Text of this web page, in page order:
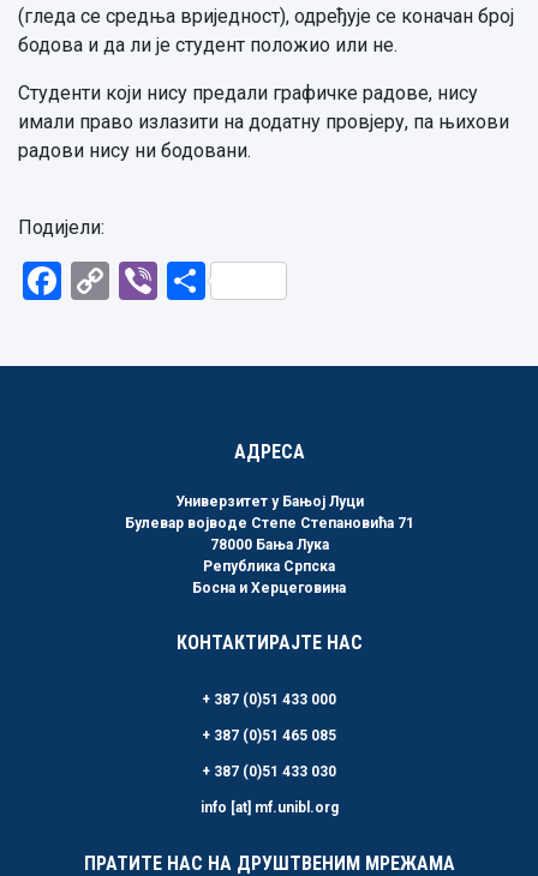
(гледа се средња вриједност), одређује се коначан број
бодова и да ли је студент положио или не.
Студенти који нису предали графичке радове, нису
имали право излазити на додатну провјеру, па њихови
радови нису ни бодовани.
Подијели:
Facebook
CopyViberShare
АДРЕСА
Универзитет у Бањој Луци
Булевар војводе Степе Степановића 71
78000 Бања Лука
Република Српска
Босна и Херцеговина
КОНТАКТИРАЈТЕ НАС
+ 387 (0)51 433 000
+ 387 (0)51 465 085
+ 387 (0)51 433 030
info [at] mf.unibl.org
ПРАТИТЕ НАС НА ДРУШТВЕНИМ МРЕЖАМА